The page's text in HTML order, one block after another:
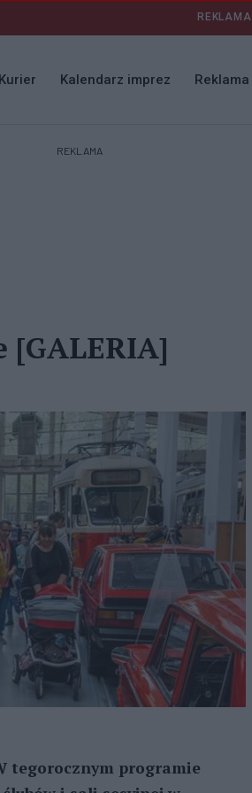
REKLAMA
Kalendarz imprez Reklama
REKLAMA
[GALERIA]
tegorocznym programie